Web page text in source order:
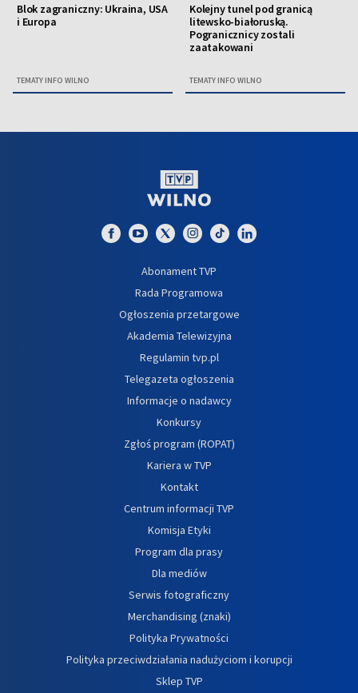
Blok zagraniczny: Ukraina, USA
i Europa
TEMATY INFO WILNO
Kolejny tunel pod granicą
litewsko-białoruską.
Pogranicznicy zostali
zaatakowani
TEMATY INFO WILNO
Abonament TVP
Rada Programowa
Ogłoszenia przetargowe
Akademia Telewizyjna
Regulamin tvp.pl
Telegazeta ogłoszenia
Informacje o nadawcy
Konkursy
Zgłoś program (ROPAT)
Kariera w TVP
Kontakt
Centrum informacji TVP
Komisja Etyki
Program dla prasy
Dla mediów
Serwis fotograficzny
Merchandising (znaki)
Polityka Prywatności
Polityka przeciwdziałania nadużyciom i korupcji
Sklep TVP